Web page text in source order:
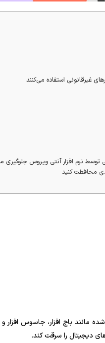
غیرقانونی استفاده می‌کنند
توسط نرم افزار آنتی ویروس جلوگیری
محافظت کنید
شده مانند باج افزار، جاسوس
دیجیتال را سرقت کند.